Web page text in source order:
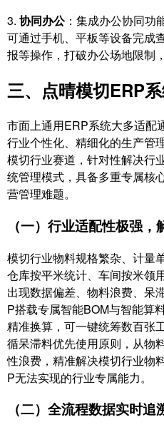
3. 协同办公：集成办公协同功
可通过手机、平板等设备完成
报等操作，打破办公场地限制
三、点晴模切ERP
市面上通用ERP系统大多适配
行业个性化、精细化的生产管
模切行业赛道，针对性解决行
统管理模式，具备多重专属核
营管理难题。
（一）行业适配性极强
模切行业物料规格繁杂、计量
仓库按平米统计、车间按米领
出现数据偏差、物料浪费、呆
P搭载专属智能BOM与智能算
精准换算，可一键统筹数百张
循呆滞料优先使用原则，从物
性浪费，精准解决模切行业物
P无法实现的行业专属能力。
（二）全流程数据实时